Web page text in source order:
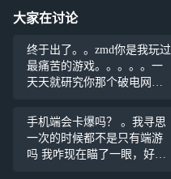
大家在讨论
终于出了。。zmd你是我玩过
最痛苦的游戏。。。。。一
天天就研究你那个破电网还
业。。。。。。。。。 卡缪
啊。。你怎么这么帅。。。
你但凡难看一点我都不带玩
的。但是你都帅成这样
手机端会卡爆吗？ 。我寻思
一次的时候都不是只有端游
吗 我咋现在瞄了一眼，好像